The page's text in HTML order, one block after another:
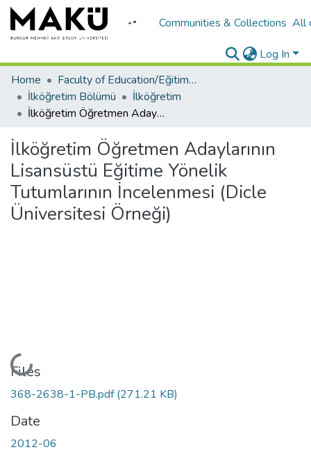
Communities & Collections All
Log In
Home
Faculty of Education/Eğitim Fakültesi
İlköğretim Bölümü
İlköğretim
İlköğretim Öğretmen Adaylarının Lisansüstü Eğitime Yönelik Tutumlarının İncelenmesi (Dicle Üniversitesi Örneği)
İlköğretim Öğretmen Adaylarının
Lisansüstü Eğitime Yönelik
Tutumlarının İncelenmesi (Dicle
Üniversitesi Örneği)
Loading...
Files
368-2638-1-PB.pdf(271.21 KB)
Date
2012-06